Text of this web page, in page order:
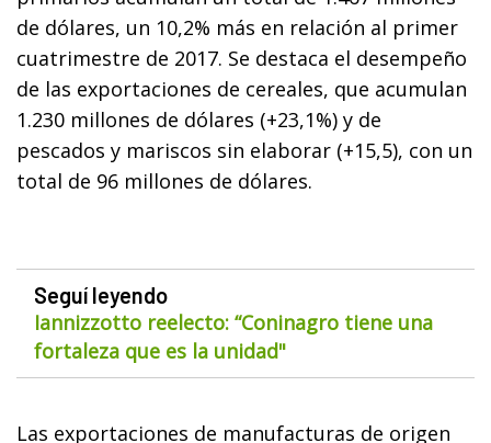
de dólares, un 10,2% más en relación al primer
cuatrimestre de 2017. Se destaca el desempeño
de las exportaciones de cereales, que acumulan
1.230 millones de dólares (+23,1%) y de
pescados y mariscos sin elaborar (+15,5), con un
total de 96 millones de dólares.
Seguí leyendo
Iannizzotto reelecto: “Coninagro tiene una
fortaleza que es la unidad"
Las exportaciones de manufacturas de origen